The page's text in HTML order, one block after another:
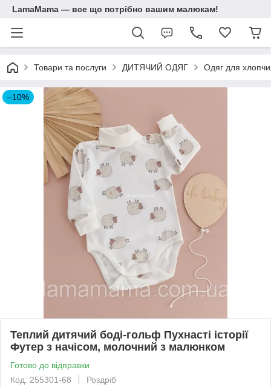
LamaMama — все що потрібно вашим малюкам!
Товари та послуги ДИТЯЧИЙ ОДЯГ Одяг для
–10%
Теплий дитячий боді-гольф Пухнасті історії
Футер з начісом, молочний з малюнком
Готово до відправки
Код: 255301-68
Роздріб